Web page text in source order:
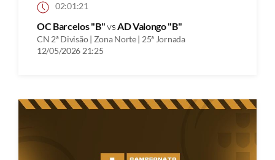
02:01:21
OC Barcelos "B"vs AD Valongo "B"
CN 2ª Divisão | Zona Norte | 25ª Jornada
12/05/2026 21:25